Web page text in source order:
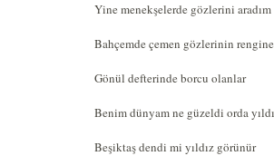
Yine menekşelerde gözlerini aradım
Bahçemde çemen gözlerinin
Gönül defterinde borcu olanlar
Benim dünyam ne güzeldi orda
Beşiktaş dendi mi yıldız görünür